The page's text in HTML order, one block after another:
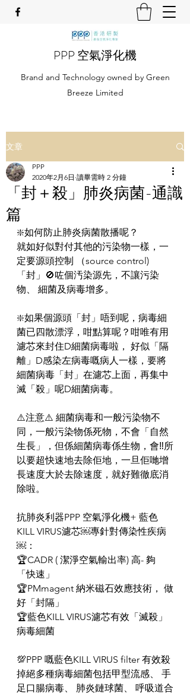
PPP 空氣淨化機
Brand and Technology owned by Green
Breeze Limited
文章
「封＋殺」肺炎病菌-通識
篇
PPP
2020年2月6日 讀畢需時 2 分鐘
❇️如何防止肺炎病菌散播呢？
就如好似對付其他的污染物一樣，一
定要源頭控制 （source control)
「封」🚫咗個汚染源先，不讓污染
物、 細菌及病毒增多。
❇️如果個源頭「封」唔到呢，病毒細
菌已四散漂浮，咁點算呢？咁唯有用
濾芯來封住D細菌病毒啦， 好似「隔
離」D感染左病毒嘅病人一樣，要將
細菌病毒「封」在濾芯上面，再集中
滅「殺」呢D細菌病毒。
⚠️注意⚠️ 細菌病毒和一般污染物不
同，一般污染物係死物，不會「自然
生長」，但係細菌病毒係生物，會‼️所
以要超快速地去除佢地，一旦佢哋增
長速度大於去除速度，就好難徹底消
除啦。
抗肺炎利器PPP 空氣淨化機+ 藍色
KILL VIRUS濾芯￼專針對傳染性疾病
￼：
🏆CADR ( 潔淨空氣輸出率) 高- 夠
「快速」
🏆PMmagent 納米磁石效應技術， 做
好「封隔」
🏆藍色KILL VIRUS濾芯有效「滅殺」
病毒細菌
💯PPP 嘅藍色KILL VIRUS filter 有效殺
掉絕多種病毒細菌包括甲型流感、 手
足口腸病毒、 肺炎鏈球菌、 呼吸道合